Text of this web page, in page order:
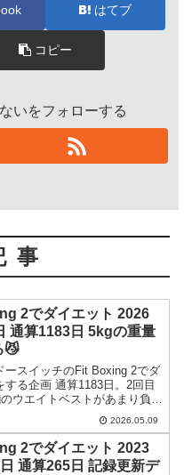
はてブ
コピー
いをフォローする
事
2でダイエット 2026
通算1183日 5kgの重量
😼
ースイッチのFit Boxing 2でダ
する企画 通算1183日。2回目
ウエイトベストがあまり負荷
なっていました。早くも体が
2026.05.09
2でダイエット 2023
通算265日 記録更新デ